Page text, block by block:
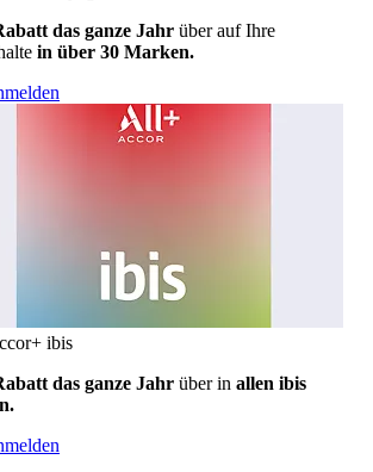
das ganze Jahr über auf Ihre
in über 30 Marken.
ibis
das ganze Jahr über in allen ibis